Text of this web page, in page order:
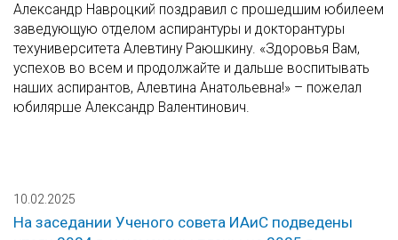
Александр Навроцкий поздравил с прошедшим юбилеем
заведующую отделом аспирантуры и докторантуры
техуниверситета Алевтину Раюшкину. «Здоровья Вам,
успехов во всем и продолжайте и дальше воспитывать
наших аспирантов, Алевтина Анатольевна!» – пожелал
юбилярше Александр Валентинович.
10.02.2025
На заседании Ученого совета ИАиС подведены